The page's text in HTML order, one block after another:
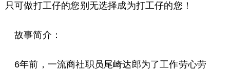
只可做打工仔的您别无选择成为打工仔的您！
故事简介：
6年前，一流商社职员尾崎达郎为了工作劳心劳